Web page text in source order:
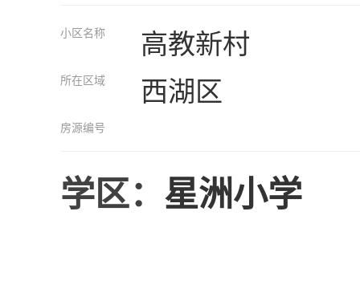
小区名称 高教新村
所在区域 西湖区
房源编号
学区： 星洲小学